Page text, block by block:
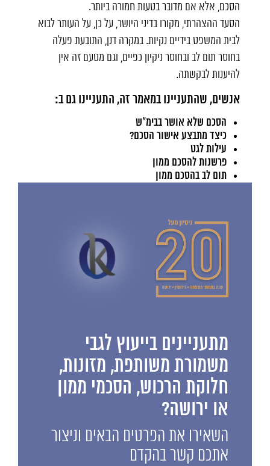
הסכם, אלא אם מדובר בטעות חמורה ביותר.
הסעד ההצהרתי, מקורו בדיני היושר, על כן, על העותר לבוא
לבית המשפט בידיים נקיות. במקרה דנן, התובעת פעלה
בחוסר תום לב ובחוסר ניקיון כפיים, וגם מטעם זה אין
להיענות לבקשתה.
אנשים, שהתעניינו במאמר זה, התעניינו גם ב:
הסכם שלא אושר בבימ"ש
כיצד מתבצע אישור הסכם?
עילות לגט
פרשנות להסכם ממון
תום לב בהסכם ממון
מתעניינים בייעוץ לגבי
משמורת משותפת, מזונות,
חלוקת הרכוש, הסכמי ממון
או ירושה?
השאירו את הפרטים הבאים וניצור
אתכם קשר בהקדם